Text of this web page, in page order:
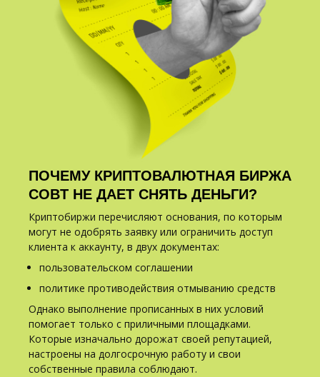
ПОЧЕМУ КРИПТОВАЛЮТНАЯ БИРЖА
COBT НЕ ДАЕТ СНЯТЬ ДЕНЬГИ?
Криптобиржи перечисляют основания, по которым
могут не одобрять заявку или ограничить доступ
клиента к аккаунту, в двух документах:
пользовательском соглашении
политике противодействия отмыванию средств
Однако выполнение прописанных в них условий
помогает только с приличными площадками.
Которые изначально дорожат своей репутацией,
настроены на долгосрочную работу и свои
собственные правила соблюдают.